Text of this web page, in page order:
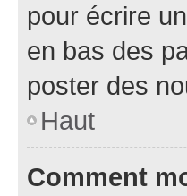
pour écrire
en bas des
poster des
Haut
Comment